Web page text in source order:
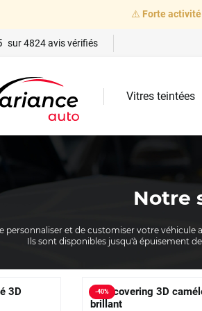
⚠️ Forte activité
sur4824avis vérifiés
Vitres teintées
Notre
personnaliser et de customiser votre
Ils sont disponibles jusqu'à épuisement
3D -40%
Film covering 3D
brillant